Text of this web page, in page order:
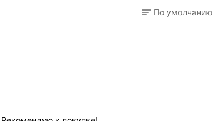
По умолчанию